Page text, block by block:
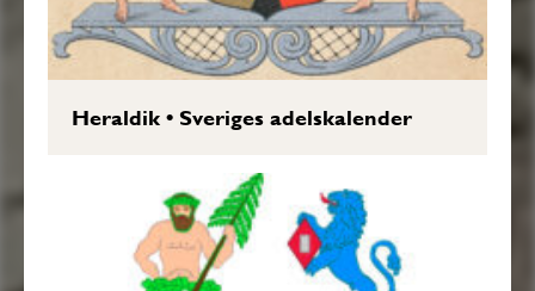
Heraldik•Sveriges adelskalender